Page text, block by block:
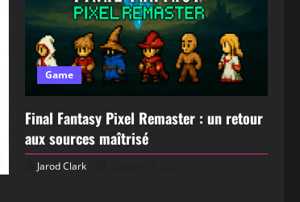
Game
Final Fantasy Pixel Remaster : un retour
aux sources maîtrisé
Jarod Clark